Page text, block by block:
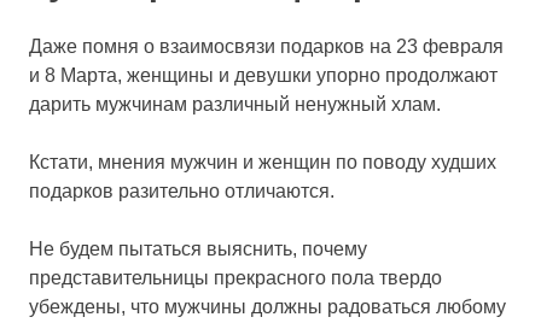
Даже помня о взаимосвязи подарков на 23 февраля
и 8 Марта, женщины и девушки упорно продолжают
дарить мужчинам различный ненужный хлам.
Кстати, мнения мужчин и женщин по поводу худших
подарков разительно отличаются.
Не будем пытаться выяснить, почему
представительницы прекрасного пола твердо
убеждены, что мужчины должны радоваться любому